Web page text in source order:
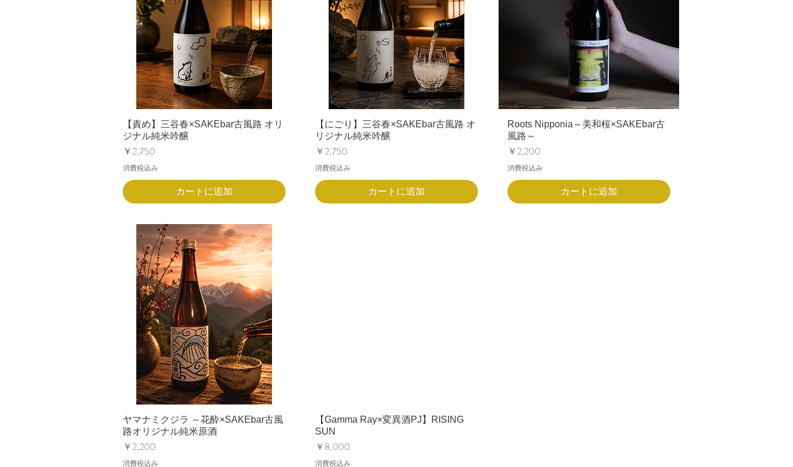
【責め】三谷春×SAKEbar古風路 オリ
ジナル純米吟醸
価格
￥2,750
消費税込み
カートに追加
【にごり】三谷春×SAKEbar古風路 オ
リジナル純米吟醸
価格
￥2,750
消費税込み
カートに追加
Roots Nipponia～美和桜×SAKEbar古
風路～
価格
￥2,200
消費税込み
カートに追加
ヤマナミクジラ ～花酔×SAKEbar古風
路オリジナル純米原酒
価格
￥2,200
消費税込み
【Gamma Ray×変異酒PJ】RISING
SUN
価格
￥8,000
消費税込み